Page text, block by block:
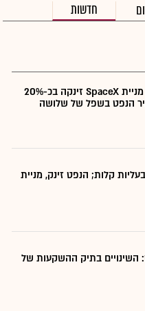
חדשות
וול סטריט ננעלה בעליות; מניית SpaceX זינקה בכ-20%
הנפט בשפל של שלושה
קלות; הנפט זינק, מניית
השינויים בתיק ההשקעות של